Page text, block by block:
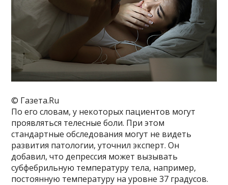
© Газета.Ru
По его словам, у некоторых пациентов могут
проявляться телесные боли. При этом
стандартные обследования могут не видеть
развития патологии, уточнил эксперт. Он
добавил, что депрессия может вызывать
субфебрильную температуру тела, например,
постоянную температуру на уровне 37 градусов.